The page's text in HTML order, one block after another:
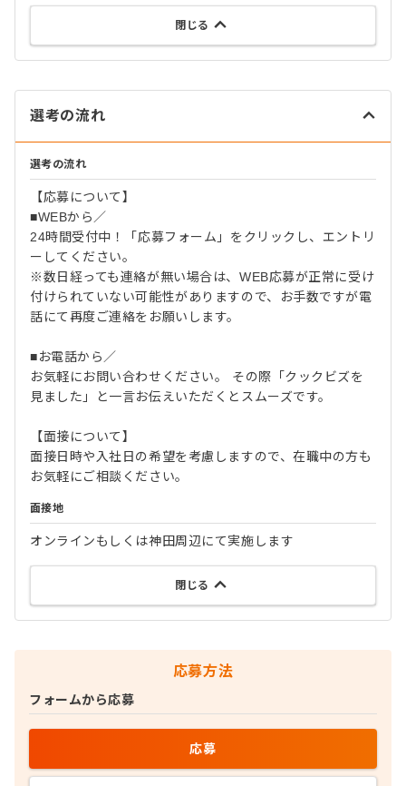
閉じる
選考の流れ
選考の流れ
【応募について】
■WEBから／
24時間受付中！「応募フォーム」をクリックし、エントリ
ーしてください。
※数日経っても連絡が無い場合は、WEB応募が正常に受け
付けられていない可能性がありますので、お手数ですが電
話にて再度ご連絡をお願いします。
■お電話から／
お気軽にお問い合わせください。 その際「クックビズを
見ました」と一言お伝えいただくとスムーズです。
【面接について】
面接日時や入社日の希望を考慮しますので、在職中の方も
お気軽にご相談ください。
面接地
オンラインもしくは神田周辺にて実施します
閉じる
応募方法
フォームから応募
応募